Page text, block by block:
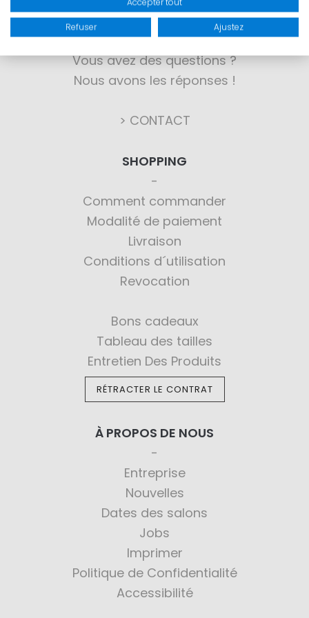
CONTACT
Vous avez des questions ?
Nous avons les réponses !
> CONTACT
SHOPPING
Comment commander
Modalité de paiement
Livraison
Conditions d´utilisation
Revocation
Bons cadeaux
Tableau des tailles
Entretien Des Produits
RÉTRACTER LE CONTRAT
À PROPOS DE NOUS
Entreprise
Nouvelles
Dates des salons
Jobs
Imprimer
Politique de Confidentialité
Accessibilité
Refuser Ajustez